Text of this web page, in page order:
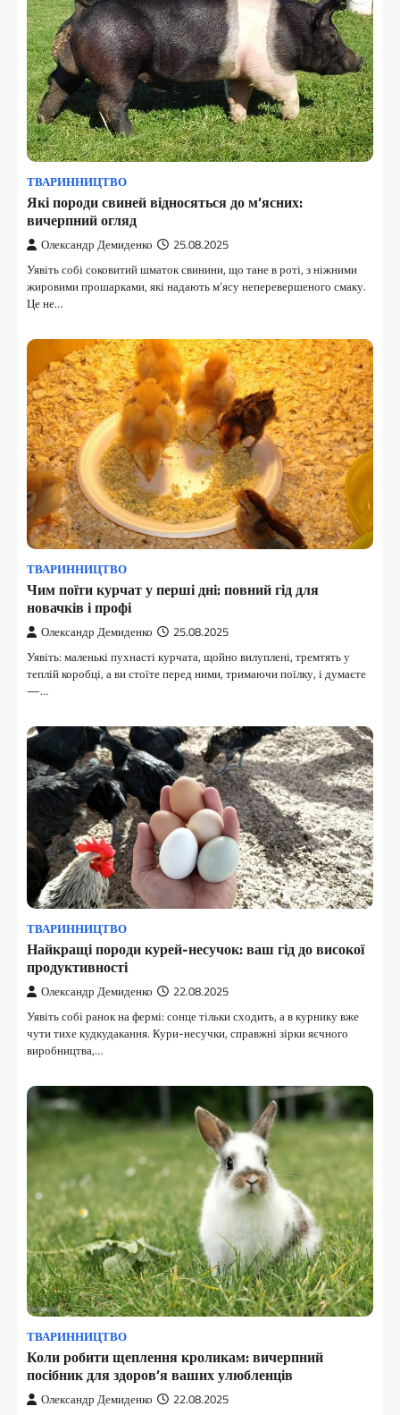
ТВАРИННИЦТВО
Які породи свиней відносяться до м’ясних:
вичерпний огляд
Олександр Демиденко 25.08.2025
Уявіть собі соковитий шматок свинини, що тане в роті, з ніжними
жировими прошарками, які надають м’ясу неперевершеного смаку.
Це не…
ТВАРИННИЦТВО
Чим поїти курчат у перші дні: повний гід для
новачків і профі
Олександр Демиденко 25.08.2025
Уявіть: маленькі пухнасті курчата, щойно вилуплені, тремтять у
теплій коробці, а ви стоїте перед ними, тримаючи поїлку, і думаєте
—…
ТВАРИННИЦТВО
Найкращі породи курей-несучок: ваш гід до високої
продуктивності
Олександр Демиденко 22.08.2025
Уявіть собі ранок на фермі: сонце тільки сходить, а в курнику вже
чути тихе кудкудакання. Кури-несучки, справжні зірки яєчного
виробництва,…
ТВАРИННИЦТВО
Коли робити щеплення кроликам: вичерпний
посібник для здоров’я ваших улюбленців
Олександр Демиденко 22.08.2025